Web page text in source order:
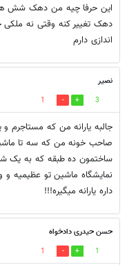
این حرفا چیه من دهک شش
دهک تغییر کنه وقتی نه
اندازی دارم
نصیر
3
1
جالبه یارانه من که
صاحب خونه من که سه تا
ساختمون ده طبقه که به یک
نمایشگاه ماشین تو عظیمیه
داره یارانه میگیره!!!
حسن حیدری دادخواه
1
1